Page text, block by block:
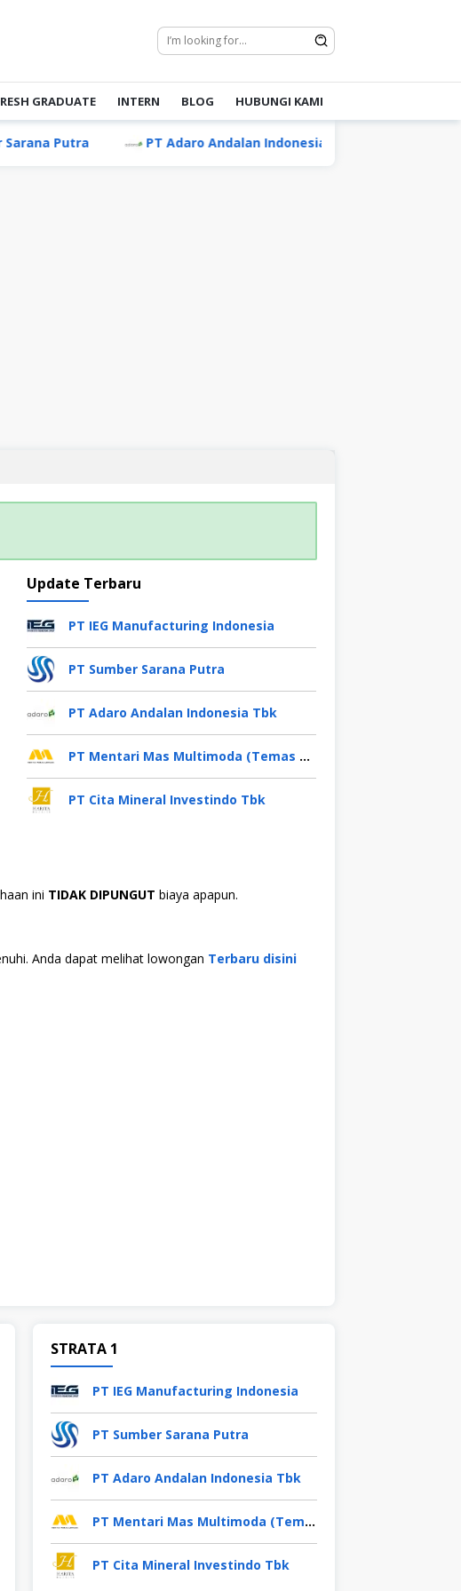
GRADUATE INTERN BLOG HUBUNGI KAMI
Putra PT Adaro Andalan Indonesia Tbk
Update Terbaru
PT IEG Manufacturing Indonesia
PT Sumber Sarana Putra
PT Adaro Andalan Indonesia Tbk
PT Mentari Mas Multimoda (Temas Group)
PT Cita Mineral Investindo Tbk
ini TIDAK DIPUNGUT biaya apapun.
Anda dapat melihat lowongan Terbaru disini
STRATA 1
PT IEG Manufacturing Indonesia
PT Sumber Sarana Putra
PT Adaro Andalan Indonesia Tbk
PT Mentari Mas Multimoda (Temas Group)
PT Cita Mineral Investindo Tbk